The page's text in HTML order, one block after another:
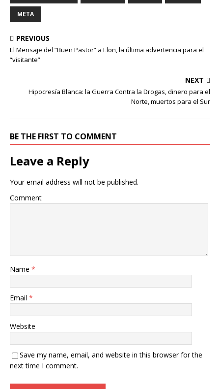
META
PREVIOUS
El Mensaje del “Buen Pastor” a Elon, la última advertencia para el
“visitante”
NEXT
Hipocresía Blanca: la Guerra Contra la Drogas, dinero para el
Norte, muertos para el Sur
BE THE FIRST TO COMMENT
Leave a Reply
Your email address will not be published.
Comment
Name *
Email *
Website
Save my name, email, and website in this browser for the
next time I comment.